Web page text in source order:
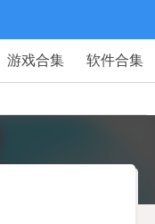
游戏合集 软件合集